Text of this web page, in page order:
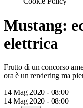
Mustang:
elettrica
Frutto di un concorso
ora è un rendering ma
14 Mag 2020 - 08:00
14 Mag 2020 - 08:00